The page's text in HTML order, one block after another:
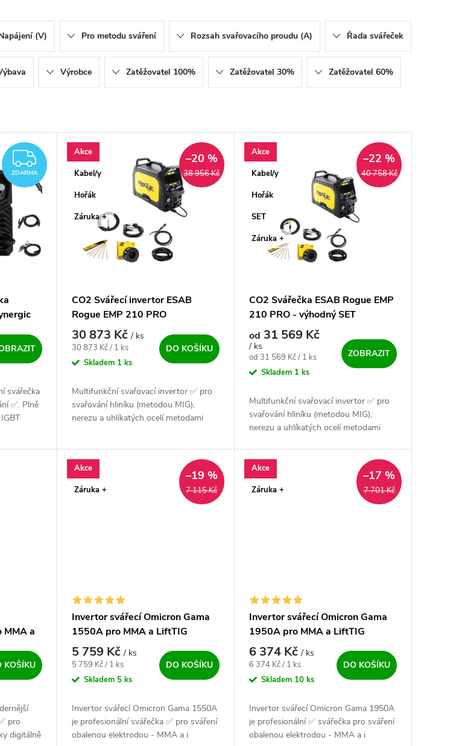
(V) Pro metodu sváření Rozsah svařovacího proudu (A) Řada svářeček
Výrobce Zatěžovatel 100% Zatěžovatel 30% Zatěžovatel 60%
ZDARMA
ZDARMA
svářečka
✅. Plně
Akce
Kabel/y
Hořák
Záruka +
38 956 Kč
–20 %
CO2 Svářecí invertor ESAB
Rogue EMP 210 PRO
30 873 Kč/ ks
Měrná cena:
30 873 Kč / 1 ks
Skladem 1 ks
DO KOŠÍKU
Multifunkční svařovací invertor ✅ pro
svařování hliníku (metodou MIG),
nerezu a uhlíkatých ocelí metodami
Akce
Kabel/y
Hořák
SET
Záruka +
40 758 Kč
–22 %
CO2 Svářečka ESAB Rogue EMP
210 PRO - výhodný SET
od 31 569 Kč
/ ks
Měrná cena:
od 31 569 Kč / 1 ks
Skladem 1 ks
ZOBRAZIT
Multifunkční svařovací invertor ✅ pro
svařování hliníku (metodou MIG),
nerezu a uhlíkatých ocelí metodami
MMA a
KOŠÍKU
pro
digitálně
Akce
Záruka +
7 115 Kč
–19 %
Invertor svářecí Omicron Gama
1550A pro MMA a LiftTIG
5 759 Kč/ ks
Měrná cena:
5 759 Kč / 1 ks
Skladem 5 ks
DO KOŠÍKU
Invertor svářecí Omicron Gama 1550A
je profesionální svářečka ✅ pro sváření
obalenou elektrodou - MMA a i
Akce
Záruka +
7 701 Kč
–17 %
Invertor svářecí Omicron Gama
1950A pro MMA a LiftTIG
6 374 Kč/ ks
Měrná cena:
6 374 Kč / 1 ks
Skladem 10 ks
DO KOŠÍKU
Invertor svářecí Omicron Gama 1950A
je profesionální ✅ svářečka pro sváření
obalenou elektrodou - MMA a i